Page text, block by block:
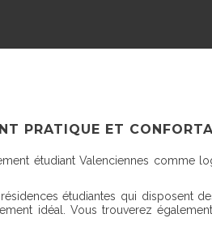
PRATIQUE ET
étudiant Valenciennes
étudiantes qui disposent
idéal. Vous trouverez